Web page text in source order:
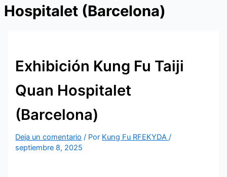
Hospitalet (Barcelona)
Exhibición Kung Fu Taiji
Quan Hospitalet
(Barcelona)
Deja un comentario / Por Kung Fu RFEKYDA/
septiembre 8, 2025